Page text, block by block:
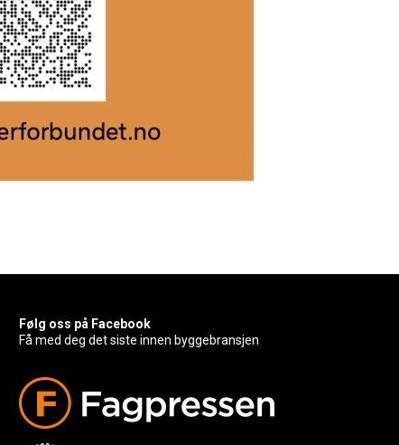
Følg oss på Facebook
Få med deg det siste innen byggebransjen